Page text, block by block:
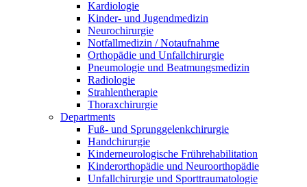
Kardiologie
Kinder- und Jugendmedizin
Neurochirurgie
Notfallmedizin / Notaufnahme
Orthopädie und Unfallchirurgie
Pneumologie und Beatmungsmedizin
Radiologie
Strahlentherapie
Thoraxchirurgie
Departments
Fuß- und Sprunggelenkchirurgie
Handchirurgie
Kinderneurologische Frührehabilitation
Kinderorthopädie und Neuroorthopädie
Unfallchirurgie und Sporttraumatologie